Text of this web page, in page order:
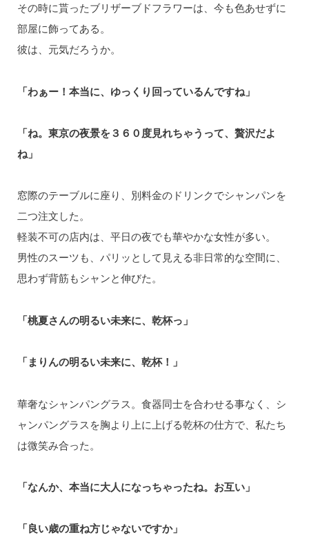
その時に貰ったブリザーブドフラワーは、今も色あせずに
部屋に飾ってある。
彼は、元気だろうか。
「わぁー！本当に、ゆっくり回っているんですね」
「ね。東京の夜景を３６０度見れちゃうって、贅沢だよ
ね」
窓際のテーブルに座り、別料金のドリンクでシャンパンを
二つ注文した。
軽装不可の店内は、平日の夜でも華やかな女性が多い。
男性のスーツも、パリッとして見える非日常的な空間に、
思わず背筋もシャンと伸びた。
「桃夏さんの明るい未来に、乾杯っ」
「まりんの明るい未来に、乾杯！」
華奢なシャンパングラス。食器同士を合わせる事なく、シ
ャンパングラスを胸より上に上げる乾杯の仕方で、私たち
は微笑み合った。
「なんか、本当に大人になっちゃったね。お互い」
「良い歳の重ね方じゃないですか」